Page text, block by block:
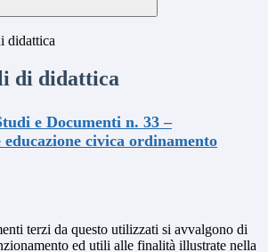
didattica
di didattica
e Documenti n. 33 –
civica ordinamento
terzi da questo utilizzati si avvalgono di
ed utili alle finalità illustrate nella